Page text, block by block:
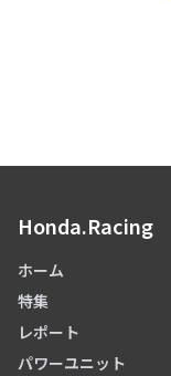
Honda.Racing
ホーム
特集
レポート
パワーユニット